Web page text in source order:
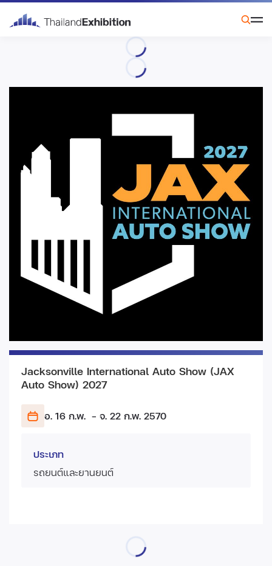
Jacksonville International Auto Show (JAX
Auto Show) 2027
อ. 16 ก.พ. - จ. 22 ก.พ. 2570
ประเภท
รถยนต์และยานยนต์